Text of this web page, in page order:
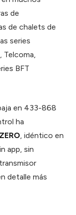
de
de chalets de
series
BFT
en 433-868
ha
, idéntico en
app, sin
detalle más